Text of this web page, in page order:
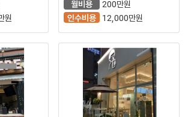
원
월비용
200만원
인수비용
12,000만원